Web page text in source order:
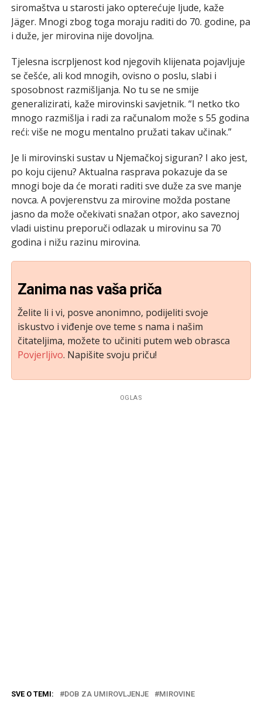
siromaštva u starosti jako opterećuje ljude, kaže
Jäger. Mnogi zbog toga moraju raditi do 70. godine, pa
i duže, jer mirovina nije dovoljna.
Tjelesna iscrpljenost kod njegovih klijenata pojavljuje
se češće, ali kod mnogih, ovisno o poslu, slabi i
sposobnost razmišljanja. No tu se ne smije
generalizirati, kaže mirovinski savjetnik. “I netko tko
mnogo razmišlja i radi za računalom može s 55 godina
reći: više ne mogu mentalno pružati takav učinak.”
Je li mirovinski sustav u Njemačkoj siguran? I ako jest,
po koju cijenu? Aktualna rasprava pokazuje da se
mnogi boje da će morati raditi sve duže za sve manje
novca. A povjerenstvu za mirovine možda postane
jasno da može očekivati snažan otpor, ako saveznoj
vladi uistinu preporuči odlazak u mirovinu sa 70
godina i nižu razinu mirovina.
Zanima nas vaša priča
Želite li i vi, posve anonimno, podijeliti svoje
iskustvo i viđenje ove teme s nama i našim
čitateljima, možete to učiniti putem web obrasca
Povjerljivo. Napišite svoju priču!
OGLAS
SVE O TEMI: DOB ZA UMIROVLJENJE MIROVINE